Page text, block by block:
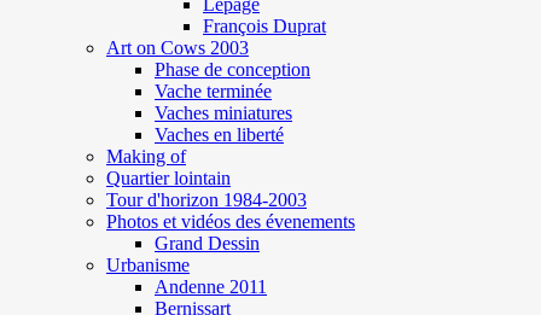
François Duprat
Art on Cows 2003
Phase de conception
Vache terminée
Vaches miniatures
Vaches en liberté
Making of
Quartier lointain
Tour d'horizon 1984-2003
Photos et vidéos des évenements
Grand Dessin
Urbanisme
Andenne 2011
Bernissart